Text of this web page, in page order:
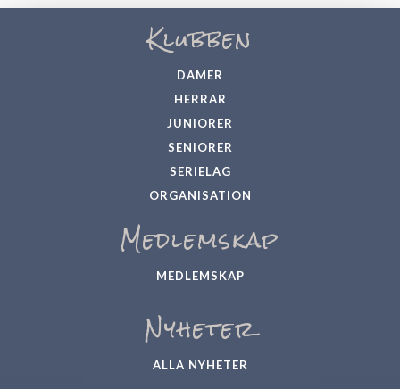
Klubben
DAMER
HERRAR
JUNIORER
SENIORER
SERIELAG
ORGANISATION
Medlemskap
MEDLEMSKAP
Nyheter
ALLA NYHETER